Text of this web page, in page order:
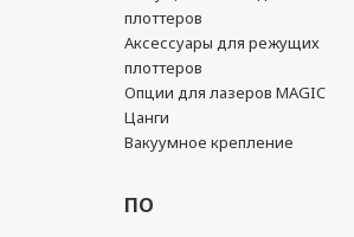
плоттеров
Аксессуары для режущих
плоттеров
Опции для лазеров MAGIC
Цанги
Вакуумное крепление
ПО